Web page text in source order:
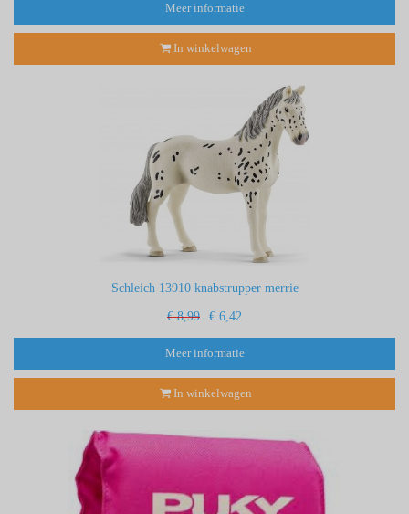
Meer informatie
In winkelwagen
Schleich 13910 knabstrupper merrie
€ 8,99 € 6,42
Meer informatie
In winkelwagen